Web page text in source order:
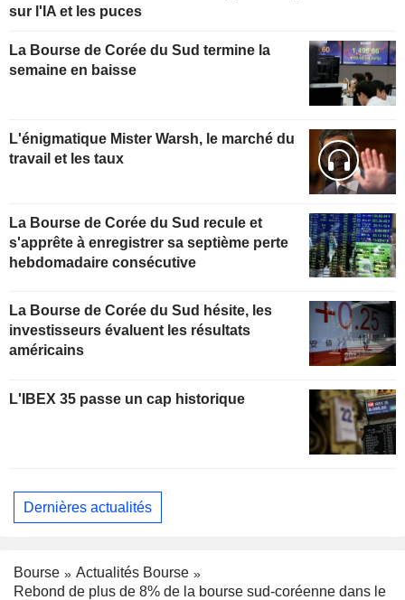
sur l'IA et les puces
La Bourse de Corée du Sud termine la
semaine en baisse
L'énigmatique Mister Warsh, le marché du
travail et les taux
La Bourse de Corée du Sud recule et
s'apprête à enregistrer sa septième perte
hebdomadaire consécutive
La Bourse de Corée du Sud hésite, les
investisseurs évaluent les résultats
américains
L'IBEX 35 passe un cap historique
Dernières actualités
Bourse
Actualités Bourse
Rebond de plus de 8% de la bourse sud-coréenne dans le